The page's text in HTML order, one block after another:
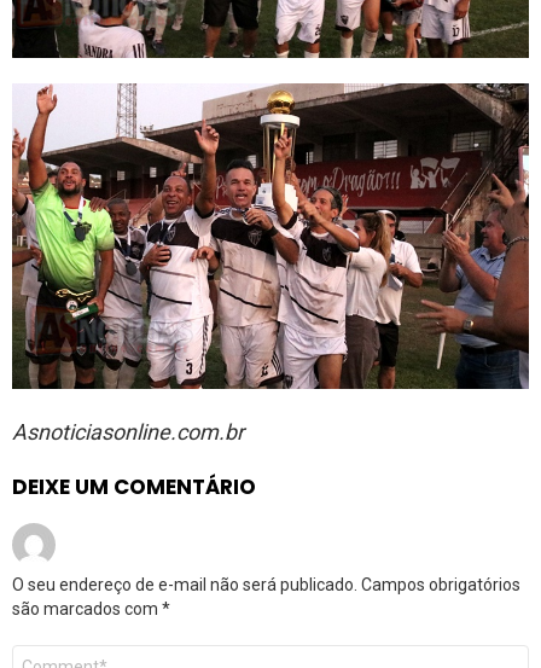
Asnoticiasonline.com.br
DEIXE UM COMENTÁRIO
O seu endereço de e-mail não será publicado. Campos obrigatórios
são marcados com *
Comentário